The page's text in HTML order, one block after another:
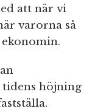
att när vi
varorna så
tidens höjning